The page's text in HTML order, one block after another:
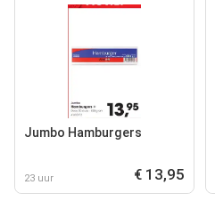
Jumbo Hamburgers
23 uur € 13,95